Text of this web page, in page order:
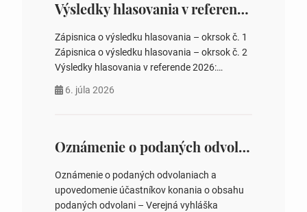
zastupiteľstiev, počtu poslancov obecných
zastupiteľstiev v nich 4. Schválenie odpredaja
obecného pozemku –…
Výsledky hlasovania v referende 2026
Zápisnica o výsledku hlasovania – okrsok č. 1
Zápisnica o výsledku hlasovania – okrsok č. 2
Výsledky hlasovania v referende 2026:
na hlasovaní https://www.volbysr.sk/…
6. júla 2026
Oznámenie o podaných odvolaniach a upovedomenie účastníkov konania o obsahu podaných odvolani – Verejná vyhláška
Oznámenie o podaných odvolaniach a
upovedomenie účastníkov konania o obsahu
podaných odvolani – Verejná vyhláška